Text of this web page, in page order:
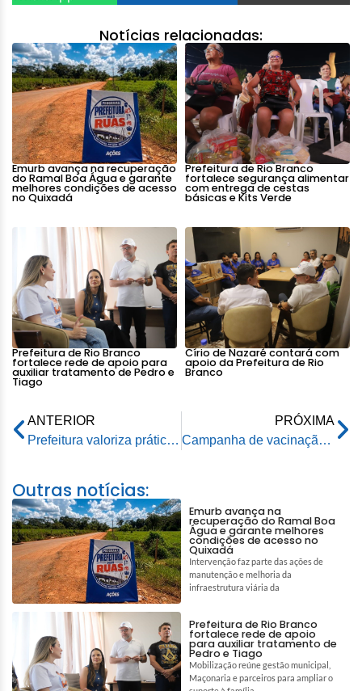
Notícias relacionadas:
Emurb avança na recuperação
do Ramal Boa Água e garante
melhores condições de acesso
no Quixadá
Prefeitura de Rio Branco
fortalece segurança alimentar
com entrega de cestas
básicas e Kits Verde
Prefeitura de Rio Branco
fortalece rede de apoio para
auxiliar tratamento de Pedro e
Tiago
Círio de Nazaré contará com
apoio da Prefeitura de Rio
Branco
ANTERIOR
Prefeitura valoriza prática de atividades físicas com inauguração de academia ao ar livre no ramal Benfica
PRÓXIMA
Campanha de vacinação contra a dengue em Rio Branco começa nesta sexta-feira
Outras notícias:
Emurb avança na
recuperação do Ramal Boa
Água e garante melhores
condições de acesso no
Quixadá
Intervenção faz parte das ações de
manutenção e melhoria da
infraestrutura viária da
Prefeitura de Rio Branco
fortalece rede de apoio
para auxiliar tratamento de
Pedro e Tiago
Mobilização reúne gestão municipal,
Maçonaria e parceiros para ampliar o